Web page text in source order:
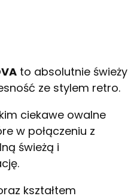
to absolutnie świeży
ze stylem retro.
ciekawe owalne
w połączeniu z
świeżą i
kształtem